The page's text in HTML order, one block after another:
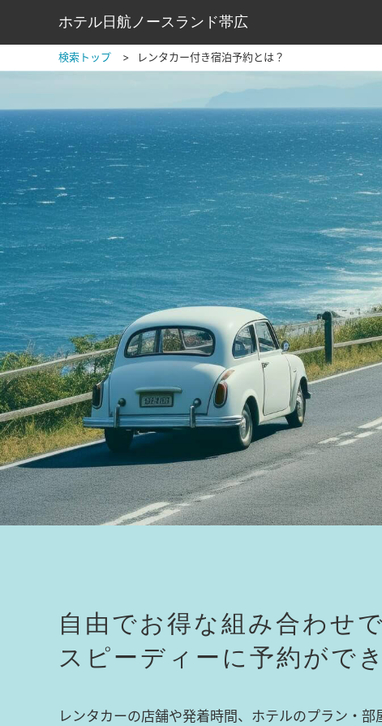
ホテル日航ノースランド帯広
検索トップ レンタカー付き宿泊予約とは？
自由でお得な組み合わせで
スピーディーに予約がで
レンタカーの店舗や発着時間、ホテルのプラン・部